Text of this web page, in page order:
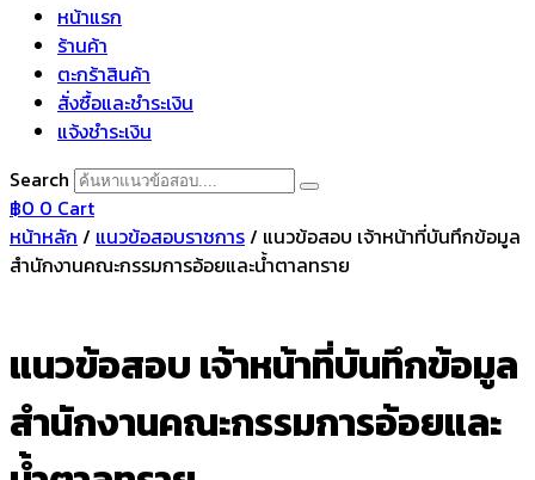
หน้าแรก
ร้านค้า
ตะกร้าสินค้า
สั่งซื้อและชำระเงิน
แจ้งชำระเงิน
Search
฿0 0 Cart
หน้าหลัก / แนวข้อสอบราชการ/ แนวข้อสอบ เจ้าหน้าที่บันทึกข้อมูล
สำนักงานคณะกรรมการอ้อยและน้ำตาลทราย
แนวข้อสอบ เจ้าหน้าที่บันทึกข้อมูล
สำนักงานคณะกรรมการอ้อยและ